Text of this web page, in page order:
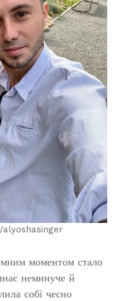
моментом стало
неминуче й
собі чесно